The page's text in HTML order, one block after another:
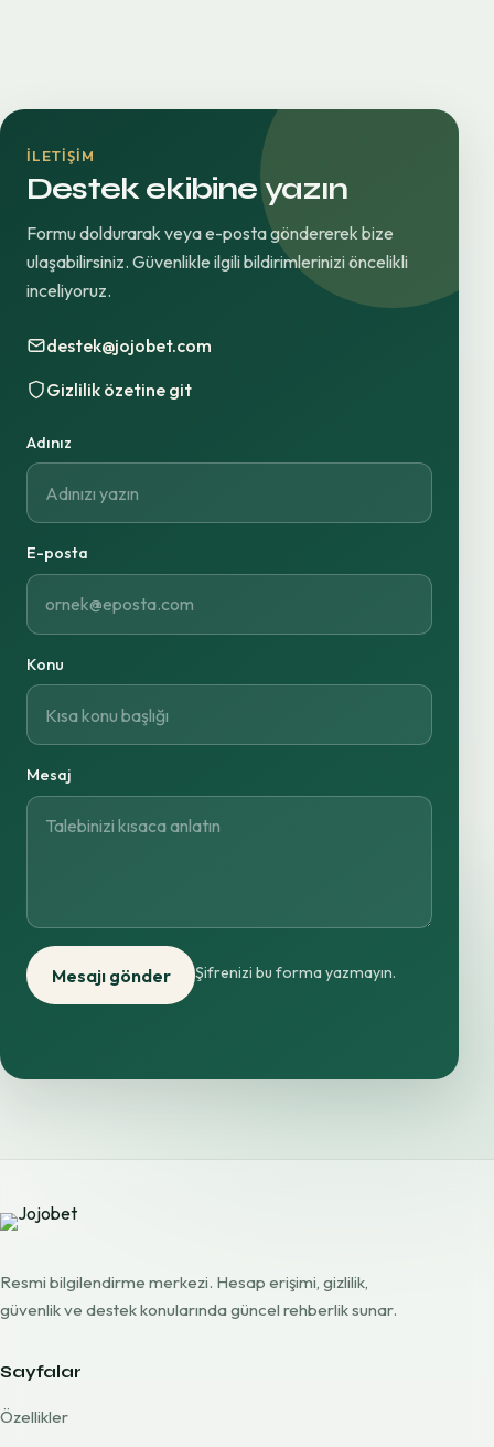
İLETIŞIM
Destek ekibine yazın
Formu doldurarak veya e-posta göndererek bize
ulaşabilirsiniz. Güvenlikle ilgili bildirimlerinizi öncelikli
inceliyoruz.
destek@jojobet.com
Gizlilik özetine git
Adınız
E-posta
Konu
Mesaj
Mesajı gönder Şifrenizi bu forma yazmayın.
Resmi bilgilendirme merkezi. Hesap erişimi, gizlilik,
güvenlik ve destek konularında güncel rehberlik sunar.
Sayfalar
Özellikler